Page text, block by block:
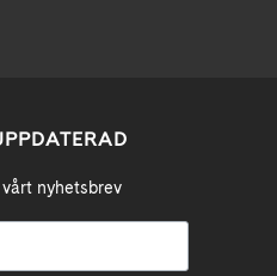
nyhetsbrev